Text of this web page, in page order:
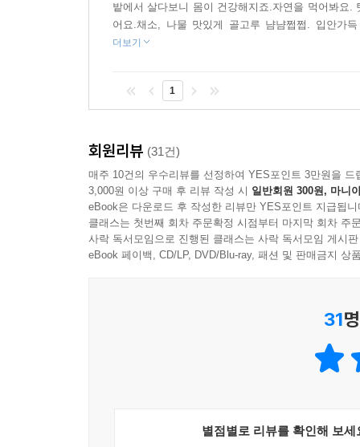
밭에서 살다보니 몸이 건강해지죠.자연을 먹어봐요
어요.채소, 나물 맛있게 골고루 냠냠쩝쩝. 입안가
더보기
1
회원리뷰 (31건)
매주 10건의 우수리뷰를 선정하여 YES포인트 3만원을 드
3,000원 이상 구매 후 리뷰 작성 시 일반회원 300원, 마니
eBook은 다운로드 후 작성한 리뷰만 YES포인트 지급됩니
클래스는 첫번째 회차 주문확정 시점부터 마지막 회차 주
사락 독서모임으로 진행된 클래스는 사락 독서모임 게시
eBook 페이백, CD/LP, DVD/Blu-ray, 패션 및 판매금지 상
31
별점별로 리뷰를 확인해 보세